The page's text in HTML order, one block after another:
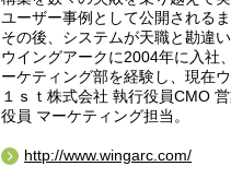
ユーザー事例として公開されるま
その後、システムが天職と勘違い
ウイングアークに2004年に入社
ーケティング部を経験し、現在
１ｓｔ株式会社 執行役員CMO
役員 マーケティング担当。
http://www.wingarc.com/